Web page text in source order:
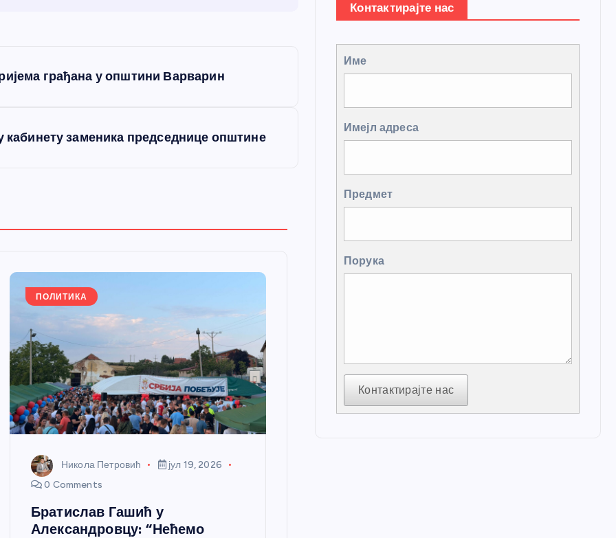
грађана у општини Варварин
заменика председнице општине
ПОЛИТИКА
Никола Петровић
јул 19, 2026
0 Comments
Братислав Гашић у
Александровцу: “Нећемо
Контактирајте нас
Име
Имејл адреса
Предмет
Порука
Контактирајте нас